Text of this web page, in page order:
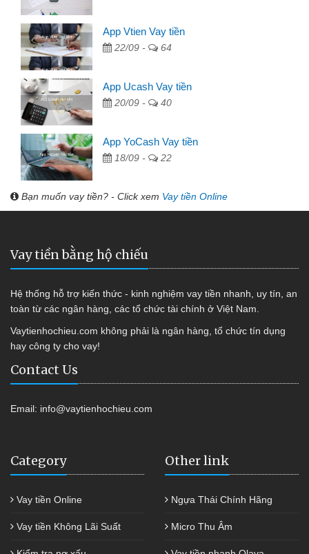
App Vtien Vay tiền
22/09 - 64
App Ucash Vay tiền
20/09 - 40
App YoCash Vay tiền
18/09 - 22
Bạn muốn vay tiền? - Click xem Vay tiền Online
Vay tiền bằng hộ chiếu
Hệ thống hỗ trợ kiến thức - kinh nghiệm vay tiền nhanh, uy tín, an
toàn từ các ngân hàng, các tổ chức tài chính ở Việt Nam.
Vaytienhochieu.com không phải là ngân hàng, tổ chức tín dụng
hay công ty cho vay!
Contact Us
Email: info@vaytienhochieu.com
Category
Vay tiền Online
Vay tiền Không Lãi Suất
Other link
Ngựa Thái Chính Hãng
Micro Thu Âm